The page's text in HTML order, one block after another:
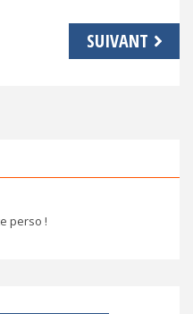
SUIVANT
perso !